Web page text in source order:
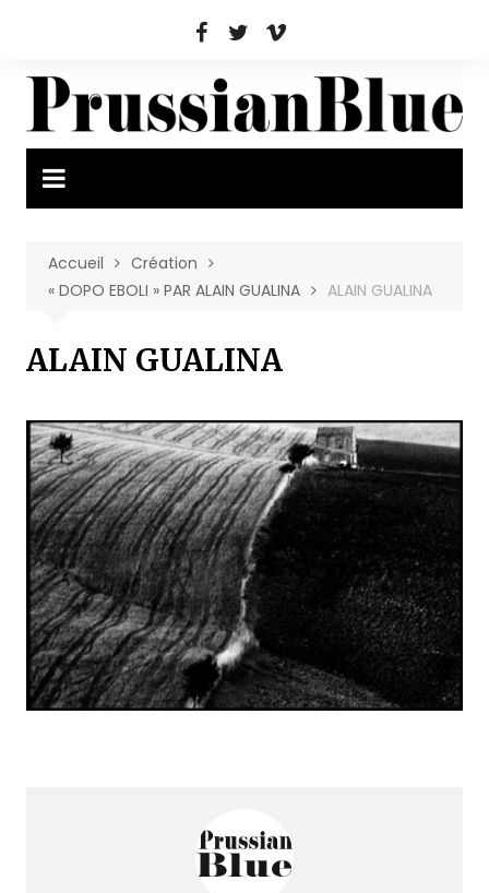
Accueil
Création
« DOPO EBOLI » PAR ALAIN GUALINA
ALAIN GUALINA
ALAIN GUALINA